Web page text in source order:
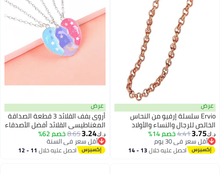
عرض
Ervio سلسلة إرفيو من النحاس
الخالص للرجال والنساء والأولاد
والبنات | قلادة نحاسية أنيقة مناسبة
للإطلالات الكاجوال والعملية والشارع
| مجوهرات سلسلة معدنية خفيفة
د.ك‏3.75
4.41خصم 14%
أقل سعر في 30 يوم
أقل سعر في 30 يوماحصل عليه خلال 13 - 14
عرض
أروى بفف القلائد 3 قطعة الصداقة
المغناطيسي القلائد أفضل الأصدقاء
القلب قلادة لطيف تصميم سلسلة
القلائد ، للفتيات النساء الصداقة
مجوهرات هدايا للأطفال
د.ك‏3.24
8.65خصم 62%
أقل سعر في السنة
أقل سعر في السنة
احصل عليه خلال 11 - 12